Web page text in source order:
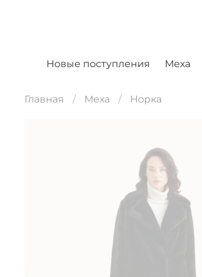
Новые поступления Меха
Главная Меха Норка